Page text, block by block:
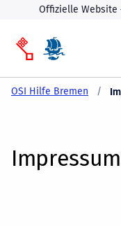
Offizielle Website
OSI Hilfe Bremen
Impressum